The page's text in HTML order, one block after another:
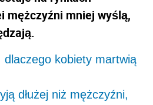
mężczyźni mniej wyślą,
dlaczego kobiety martwią
dłużej niż mężczyźni,